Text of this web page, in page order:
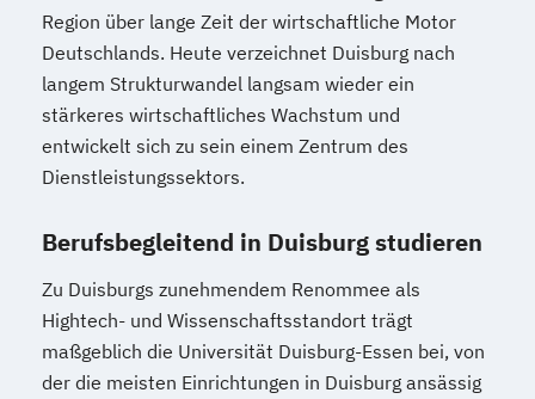
Region über lange Zeit der wirtschaftliche Motor
Deutschlands. Heute verzeichnet Duisburg nach
langem Strukturwandel langsam wieder ein
stärkeres wirtschaftliches Wachstum und
entwickelt sich zu sein einem Zentrum des
Dienstleistungssektors.
Berufsbegleitend in Duisburg studieren
Zu Duisburgs zunehmendem Renommee als
Hightech- und Wissenschaftsstandort trägt
maßgeblich die Universität Duisburg-Essen bei, von
der die meisten Einrichtungen in Duisburg ansässig